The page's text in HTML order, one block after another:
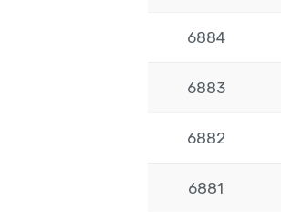
6884
6883
6882
6881